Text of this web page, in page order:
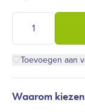
Complete set
Toevoegen aan
Waarom